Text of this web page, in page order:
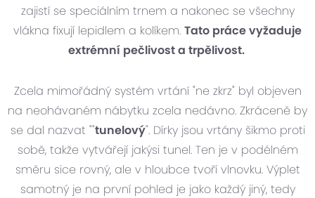
zajistí se speciálním trnem a nakonec se všechny
vlákna fixují lepidlem a kolíkem. Tato práce vyžaduje
extrémní pečlivost a trpělivost.
Zcela mimořádný systém vrtání "ne zkrz" byl objeven
na neohávaném nábytku zcela nedávno. Zkráceně by
se dal nazvat ""tunelový". Dírky jsou vrtány šikmo proti
sobě, takže vytvářejí jakýsi tunel. Ten je v podélném
směru sice rovný, ale v hloubce tvoří vlnovku. Výplet
samotný je na první pohled je jako každý jiný, tedy